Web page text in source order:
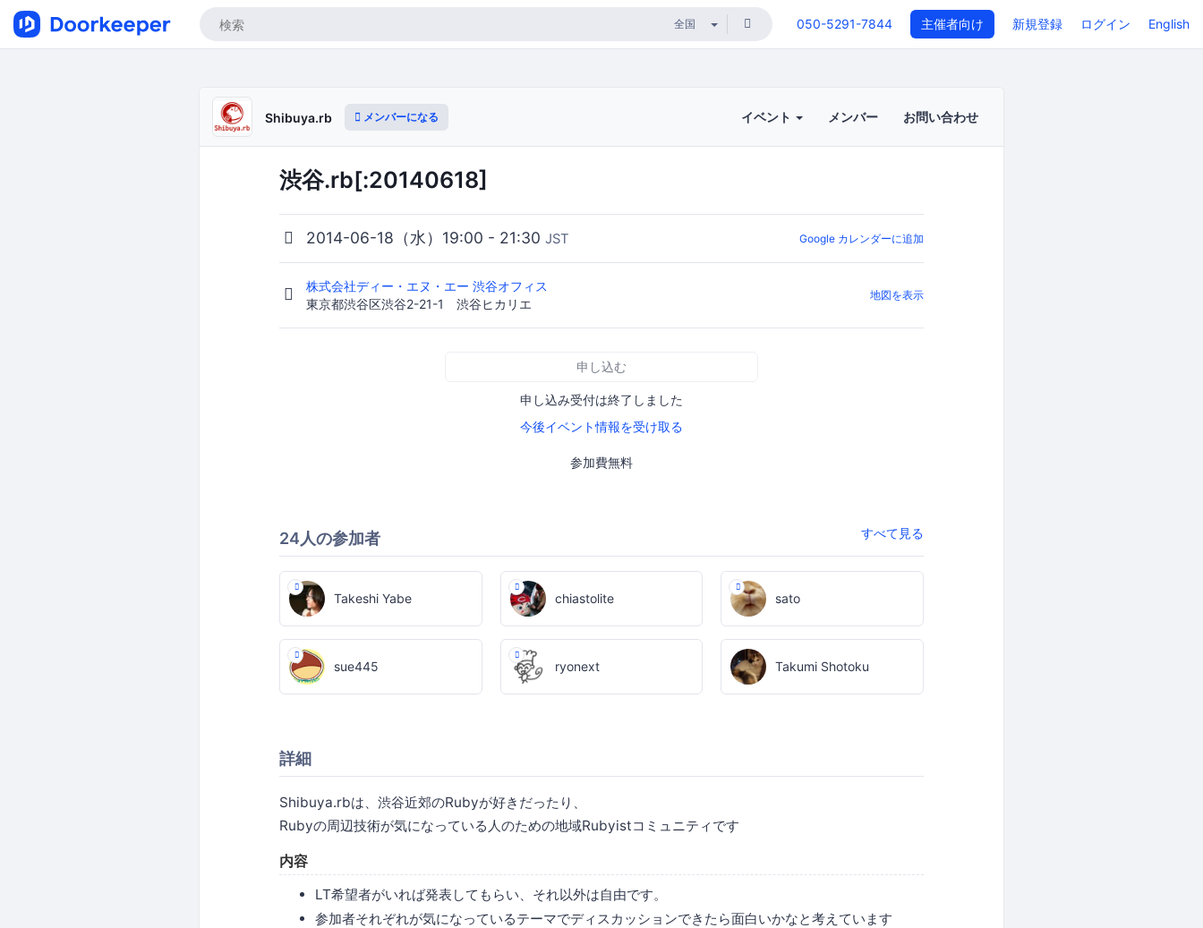
050-5291-7844 主催者向け 新規登録 ログイン English
Shibuya.rb メンバーになる イベント メンバー お問い合わせ
渋谷.rb[:20140618]
2014-06-18（水）19:00 - 21:30 JST Google カレンダーに追加
株式会社ディー・エヌ・エー 渋谷オフィス
東京都渋谷区渋谷2-21-1 渋谷ヒカリエ
地図を表示
申し込む
申し込み受付は終了しました
今後イベント情報を受け取る
参加費無料
24人の参加者 すべて見る
Takeshi Yabe chiastolite sato
sue445 ryonext Takumi Shotoku
詳細
Shibuya.rbは、渋谷近郊のRubyが好きだったり、
Rubyの周辺技術が気になっている人のための地域Rubyistコミュニティです
内容
LT希望者がいれば発表してもらい、それ以外は自由です。
参加者それぞれが気になっているテーマでディスカッションできたら面白いかなと考えています